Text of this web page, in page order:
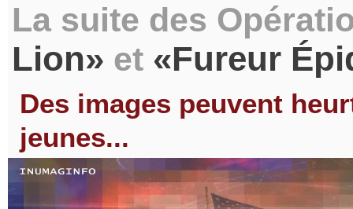
La suite des
Lion et Fureur
Des images peuvent
jeunes...